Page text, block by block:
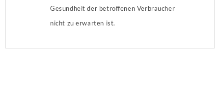
Gesundheit der betroffenen Verbraucher
nicht zu erwarten ist.